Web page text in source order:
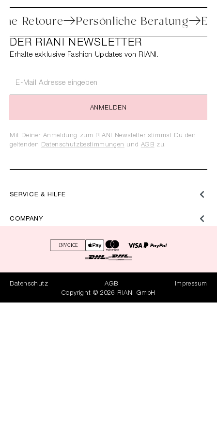
Retoure Persönliche Beratung
SERVICE & HILFE
COMPANY
DER RIANI NEWSLETTER
Erhalte exklusive Fashion Updates von RIANI.
ANMELDEN
Mit Deiner Anmeldung zum RIANI Newsletter stimmst Du den
geltenden Datenschutzbestimmungen und AGB zu.
Datenschutz AGB
Impressum
Copyright © 2026 RIANI GmbH